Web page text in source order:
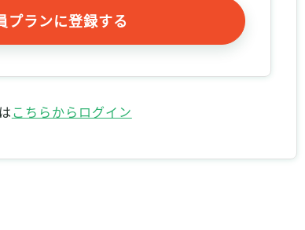
プランに登録する
こちらからログインログインが必要です
ログイン 会員登録